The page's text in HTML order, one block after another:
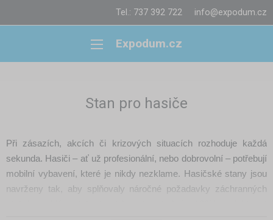
Tel.: 737 392 722 info@expodum.cz
Expodum.cz
Stan pro hasiče
Při zásazích, akcích či krizových situacích rozhoduje každá
sekunda. Hasiči – ať už profesionální, nebo dobrovolní – potřebují
mobilní vybavení, které je nikdy nezklame. Hasičské stany jsou
navrženy tak, aby splňovaly náročné požadavky záchranných